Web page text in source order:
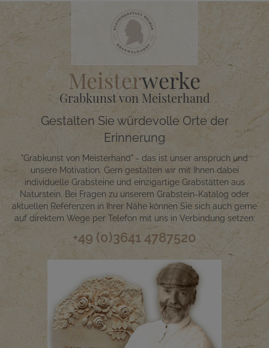
Meisterwerke
Grabkunst von Meisterhand
Gestalten Sie würdevolle Orte der
Erinnerung
"Grabkunst von Meisterhand" - das ist unser anspruch und
unsere Motivation. Gern gestalten wir mit Ihnen dabei
individuelle Grabsteine und einzigartige Grabstätten aus
Naturstein. Bei Fragen zu unserem Grabstein-Katalog oder
aktuellen Referenzen in Ihrer Nähe können Sie sich auch gerne
auf direktem Wege per Telefon mit uns in Verbindung setzen:
+49 (0)3641 4787520